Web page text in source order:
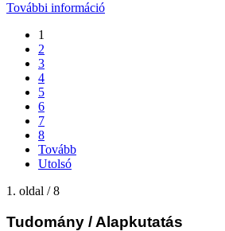
További információ
1
2
3
4
5
6
7
8
Tovább
Utolsó
1. oldal / 8
Tudomány / Alapkutatás